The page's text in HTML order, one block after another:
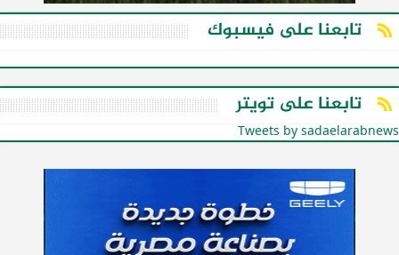
تابعنا على فيسبوك
تابعنا على تويتر
Tweets by sadaelarabnews